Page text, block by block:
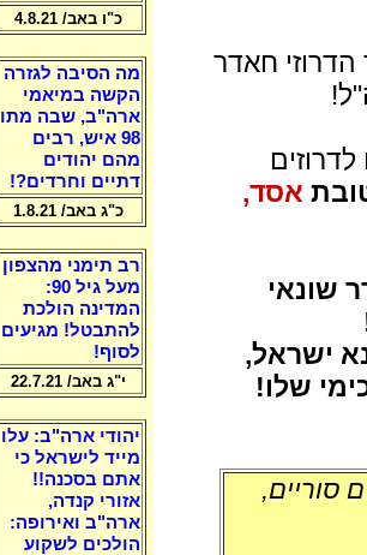
הדרוזי חאדר
אסד,
שונאי
שונא ישראל,
שלו!
סוריים,
כ"ו באב/ 4.8.21
מה הסיבה לגזרה
הקשה במיאמי
ארה"ב, שבה מתו
98 איש, רבים
מהם יהודים
דתיים וחרדים?!
כ"ג באב/ 1.8.21
רב תימני מהצפון
מעל גיל 90:
המדינה הולכת
להתבטל! מגיעים
לסוף!
י"ג באב/ 22.7.21
יהודי ארה"ב: עלו
מייד לישראל כי
אתם בסכנה!!
אזורי קנדה,
ארה"ב ואירופה:
הולכים לשקוע